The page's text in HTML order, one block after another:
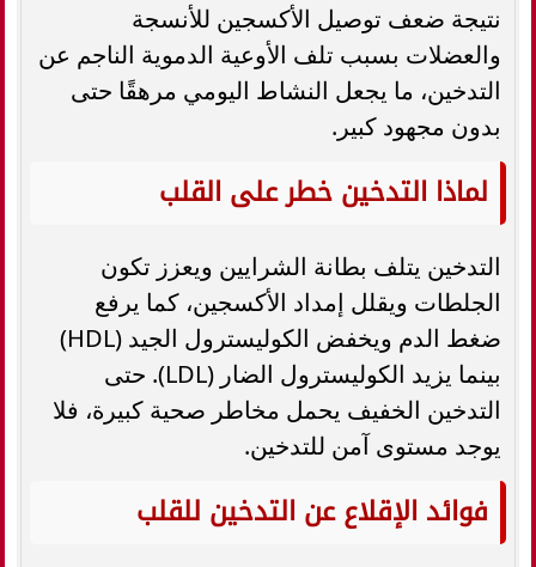
نتيجة ضعف توصيل الأكسجين للأنسجة
والعضلات بسبب تلف الأوعية الدموية الناجم عن
التدخين، ما يجعل النشاط اليومي مرهقًا حتى
بدون مجهود كبير.
لماذا التدخين خطر على القلب
التدخين يتلف بطانة الشرايين ويعزز تكون
الجلطات ويقلل إمداد الأكسجين، كما يرفع
ضغط الدم ويخفض الكوليسترول الجيد (HDL)
بينما يزيد الكوليسترول الضار (LDL). حتى
التدخين الخفيف يحمل مخاطر صحية كبيرة، فلا
يوجد مستوى آمن للتدخين.
فوائد الإقلاع عن التدخين للقلب